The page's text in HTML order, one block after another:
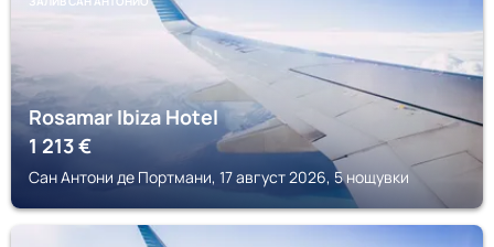
Rosamar Ibiza Hotel
1 213€
Сан Антони де Портмани, 17 август 2026, 5 нощувки